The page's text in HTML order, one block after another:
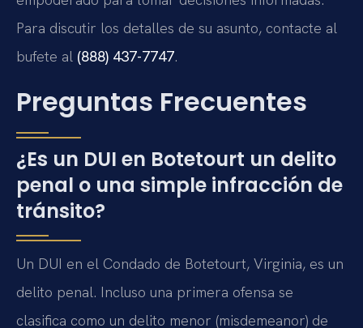
Para discutir los detalles de su asunto, contacte al
bufete al (888) 437-7747.
Preguntas Frecuentes
¿Es un DUI en Botetourt un delito
penal o una simple infracción de
tránsito?
Un DUI en el Condado de Botetourt, Virginia, es un
delito penal. Incluso una primera ofensa se
clasifica como un delito menor (misdemeanor) de